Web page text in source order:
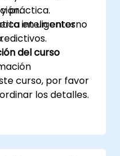
inteligentes
práctica.
en un entorno
del curso
curso, por favor
los detalles.